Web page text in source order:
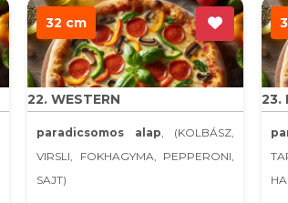
32 cm
22. WESTERN
paradicsomos alap, (KOLBÁSZ,
VIRSLI, FOKHAGYMA, PEPPERONI,
SAJT)
23.